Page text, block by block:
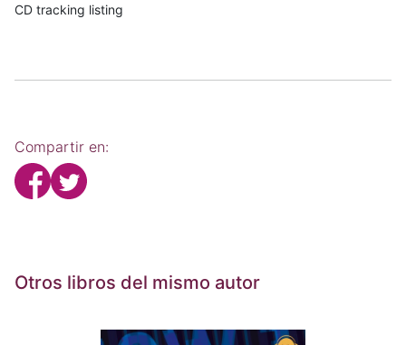
CD tracking listing
Compartir en:
Otros libros del mismo autor